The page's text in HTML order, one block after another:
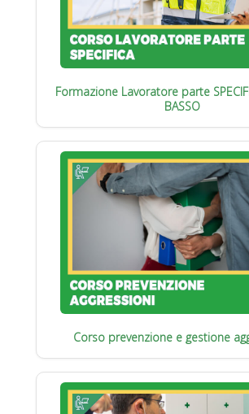
Formazione Lavoratore parte
BASSO
Corso prevenzione e gestione